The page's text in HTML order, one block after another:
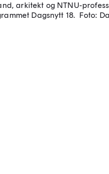
arkitekt og NTNU-
Dagsnytt 18. Foto: